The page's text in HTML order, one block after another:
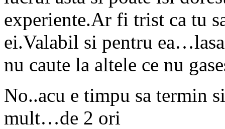
experiente.Ar fi trist ca tu
ei.Valabil si pentru
nu caute la altele ce nu
No..acu e timpu sa termin
mult…de 2 ori